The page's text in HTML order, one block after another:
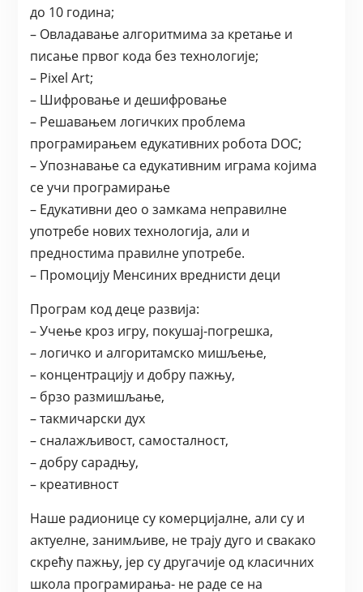
до 10 година;
– Овладавање алгоритмима за кретање и
писање првог кода без технологије;
– Pixel Art;
– Шифровање и дешифровање
– Решавањем логичких проблема
програмирањем едукативних робота DOC;
– Упознавање са едукативним играма којима
се учи програмирање
– Едукативни део о замкама неправилне
употребе нових технологија, али и
предностима правилне употребе.
– Промоцију Менсиних вреднисти деци
Програм код деце развија:
– Учење кроз игру, покушај-погрешка,
– логичко и алгоритамско мишљење,
– концентрацију и добру пажњу,
– брзо размишљање,
– такмичарски дух
– сналажљивост, самосталност,
– добру сарадњу,
– креативност
Наше радионице су комерцијалне, али су и
актуелне, занимљиве, не трају дуго и свакако
скрећу пажњу, јер су другачије од класичних
школа програмирања- не раде се на